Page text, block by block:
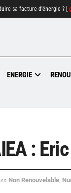
sa facture d'énergie ? [
ENERGIE
:
en Non Renouvelable